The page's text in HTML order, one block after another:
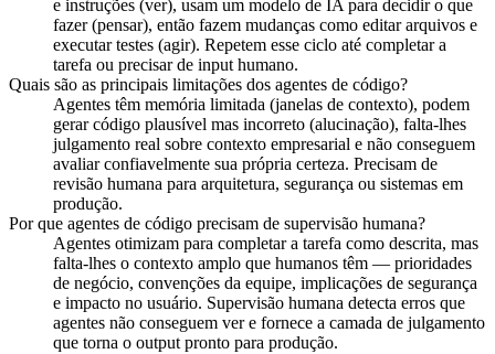
e instruções (ver), usam um modelo de IA para decidir o que
fazer (pensar), então fazem mudanças como editar arquivos e
executar testes (agir). Repetem esse ciclo até completar a
tarefa ou precisar de input humano.
Quais são as principais limitações dos agentes de código?
Agentes têm memória limitada (janelas de contexto), podem
gerar código plausível mas incorreto (alucinação), falta-lhes
julgamento real sobre contexto empresarial e não conseguem
avaliar confiavelmente sua própria certeza. Precisam de
revisão humana para arquitetura, segurança ou sistemas em
produção.
Por que agentes de código precisam de supervisão humana?
Agentes otimizam para completar a tarefa como descrita, mas
falta-lhes o contexto amplo que humanos têm — prioridades
de negócio, convenções da equipe, implicações de segurança
e impacto no usuário. Supervisão humana detecta erros que
agentes não conseguem ver e fornece a camada de julgamento
que torna o output pronto para produção.